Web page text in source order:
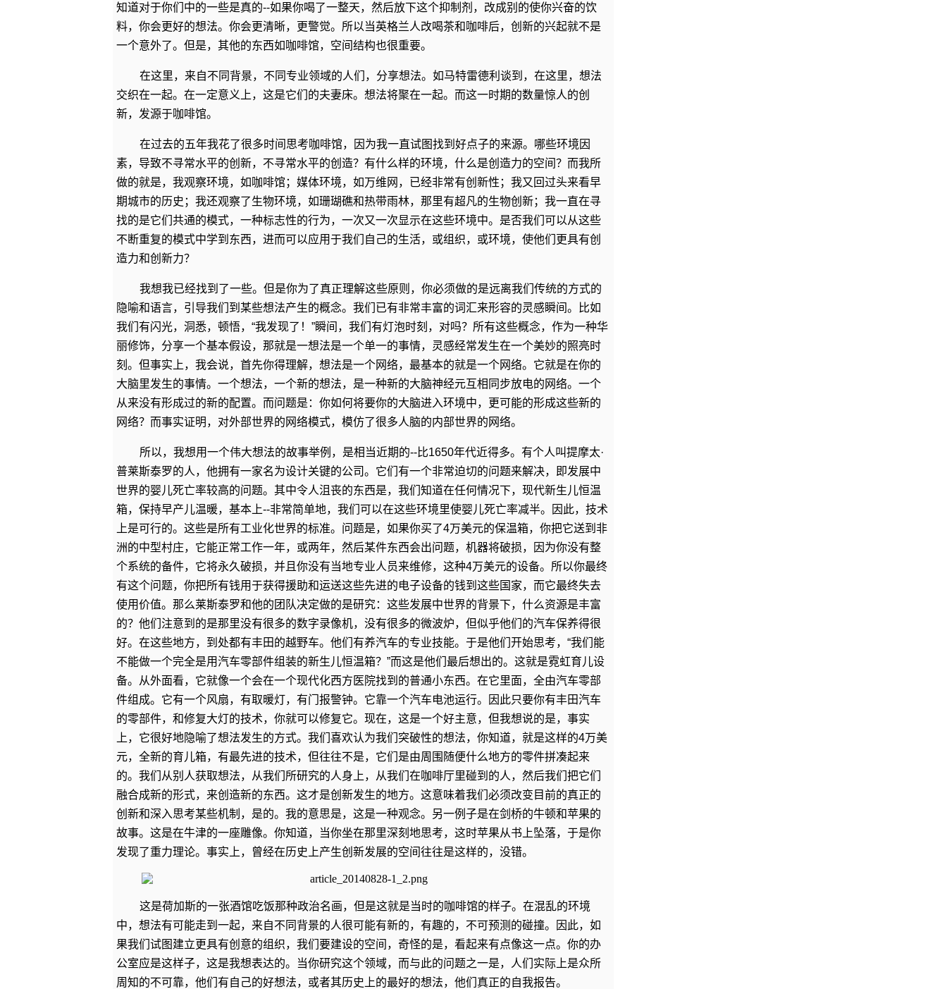
知道对于你们中的一些是真的--如果你喝了一整天，然后放下这个抑制剂，改成别的使你兴奋的饮
料，你会更好的想法。你会更清晰，更警觉。所以当英格兰人改喝茶和咖啡后，创新的兴起就不是
一个意外了。但是，其他的东西如咖啡馆，空间结构也很重要。
在这里，来自不同背景，不同专业领域的人们，分享想法。如马特雷德利谈到，在这里，想法
交织在一起。在一定意义上，这是它们的夫妻床。想法将聚在一起。而这一时期的数量惊人的创
新，发源于咖啡馆。
在过去的五年我花了很多时间思考咖啡馆，因为我一直试图找到好点子的来源。哪些环境因
素，导致不寻常水平的创新，不寻常水平的创造？有什么样的环境，什么是创造力的空间？而我所
做的就是，我观察环境，如咖啡馆；媒体环境，如万维网，已经非常有创新性；我又回过头来看早
期城市的历史；我还观察了生物环境，如珊瑚礁和热带雨林，那里有超凡的生物创新；我一直在寻
找的是它们共通的模式，一种标志性的行为，一次又一次显示在这些环境中。是否我们可以从这些
不断重复的模式中学到东西，进而可以应用于我们自己的生活，或组织，或环境，使他们更具有创
造力和创新力？
我想我已经找到了一些。但是你为了真正理解这些原则，你必须做的是远离我们传统的方式的
隐喻和语言，引导我们到某些想法产生的概念。我们已有非常丰富的词汇来形容的灵感瞬间。比如
我们有闪光，洞悉，顿悟，“我发现了！”瞬间，我们有灯泡时刻，对吗？所有这些概念，作为一种华
丽修饰，分享一个基本假设，那就是一想法是一个单一的事情，灵感经常发生在一个美妙的照亮时
刻。但事实上，我会说，首先你得理解，想法是一个网络，最基本的就是一个网络。它就是在你的
大脑里发生的事情。一个想法，一个新的想法，是一种新的大脑神经元互相同步放电的网络。一个
从来没有形成过的新的配置。而问题是：你如何将要你的大脑进入环境中，更可能的形成这些新的
网络？而事实证明，对外部世界的网络模式，模仿了很多人脑的内部世界的网络。
所以，我想用一个伟大想法的故事举例，是相当近期的--比1650年代近得多。有个人叫提摩太·
普莱斯泰罗的人，他拥有一家名为设计关键的公司。它们有一个非常迫切的问题来解决，即发展中
世界的婴儿死亡率较高的问题。其中令人沮丧的东西是，我们知道在任何情况下，现代新生儿恒温
箱，保持早产儿温暖，基本上--非常简单地，我们可以在这些环境里使婴儿死亡率减半。因此，技术
上是可行的。这些是所有工业化世界的标准。问题是，如果你买了4万美元的保温箱，你把它送到非
洲的中型村庄，它能正常工作一年，或两年，然后某件东西会出问题，机器将破损，因为你没有整
个系统的备件，它将永久破损，并且你没有当地专业人员来维修，这种4万美元的设备。所以你最终
有这个问题，你把所有钱用于获得援助和运送这些先进的电子设备的钱到这些国家，而它最终失去
使用价值。那么莱斯泰罗和他的团队决定做的是研究：这些发展中世界的背景下，什么资源是丰富
的？他们注意到的是那里没有很多的数字录像机，没有很多的微波炉，但似乎他们的汽车保养得很
好。在这些地方，到处都有丰田的越野车。他们有养汽车的专业技能。于是他们开始思考，“我们能
不能做一个完全是用汽车零部件组装的新生儿恒温箱？”而这是他们最后想出的。这就是霓虹育儿设
备。从外面看，它就像一个会在一个现代化西方医院找到的普通小东西。在它里面，全由汽车零部
件组成。它有一个风扇，有取暖灯，有门报警钟。它靠一个汽车电池运行。因此只要你有丰田汽车
的零部件，和修复大灯的技术，你就可以修复它。现在，这是一个好主意，但我想说的是，事实
上，它很好地隐喻了想法发生的方式。我们喜欢认为我们突破性的想法，你知道，就是这样的4万美
元，全新的育儿箱，有最先进的技术，但往往不是，它们是由周围随便什么地方的零件拼凑起来
的。我们从别人获取想法，从我们所研究的人身上，从我们在咖啡厅里碰到的人，然后我们把它们
融合成新的形式，来创造新的东西。这才是创新发生的地方。这意味着我们必须改变目前的真正的
创新和深入思考某些机制，是的。我的意思是，这是一种观念。另一例子是在剑桥的牛顿和苹果的
故事。这是在牛津的一座雕像。你知道，当你坐在那里深刻地思考，这时苹果从书上坠落，于是你
发现了重力理论。事实上，曾经在历史上产生创新发展的空间往往是这样的，没错。
这是荷加斯的一张酒馆吃饭那种政治名画，但是这就是当时的咖啡馆的样子。在混乱的环境
中，想法有可能走到一起，来自不同背景的人很可能有新的，有趣的，不可预测的碰撞。因此，如
果我们试图建立更具有创意的组织，我们要建设的空间，奇怪的是，看起来有点像这一点。你的办
公室应是这样子，这是我想表达的。当你研究这个领域，而与此的问题之一是，人们实际上是众所
周知的不可靠，他们有自己的好想法，或者其历史上的最好的想法，他们真正的自我报告。